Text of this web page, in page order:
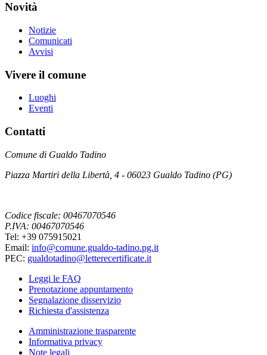
Novità
Notizie
Comunicati
Avvisi
Vivere il comune
Luoghi
Eventi
Contatti
Comune di Gualdo Tadino
Piazza Martiri della Libertà, 4 - 06023 Gualdo Tadino (PG)
Codice fiscale: 00467070546
P.IVA: 00467070546
Tel: +39 075915021
Email: info@comune.gualdo-tadino.pg.it
PEC: gualdotadino@letterecertificate.it
Leggi le FAQ
Prenotazione appuntamento
Segnalazione disservizio
Richiesta d'assistenza
Amministrazione trasparente
Informativa privacy
Note legali